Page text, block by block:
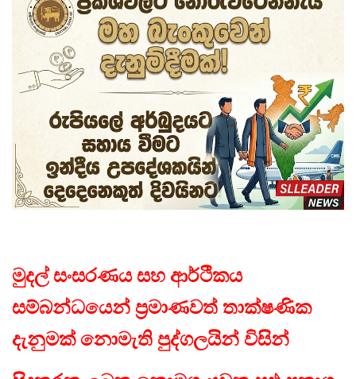
මුදල් සංසරණය සහ ආර්ථිකය
සම්බන්ධයෙන් ප්‍රමාණවත් තාක්ෂණික
දැනුමක් නොමැති පුද්ගලයින් විසින්